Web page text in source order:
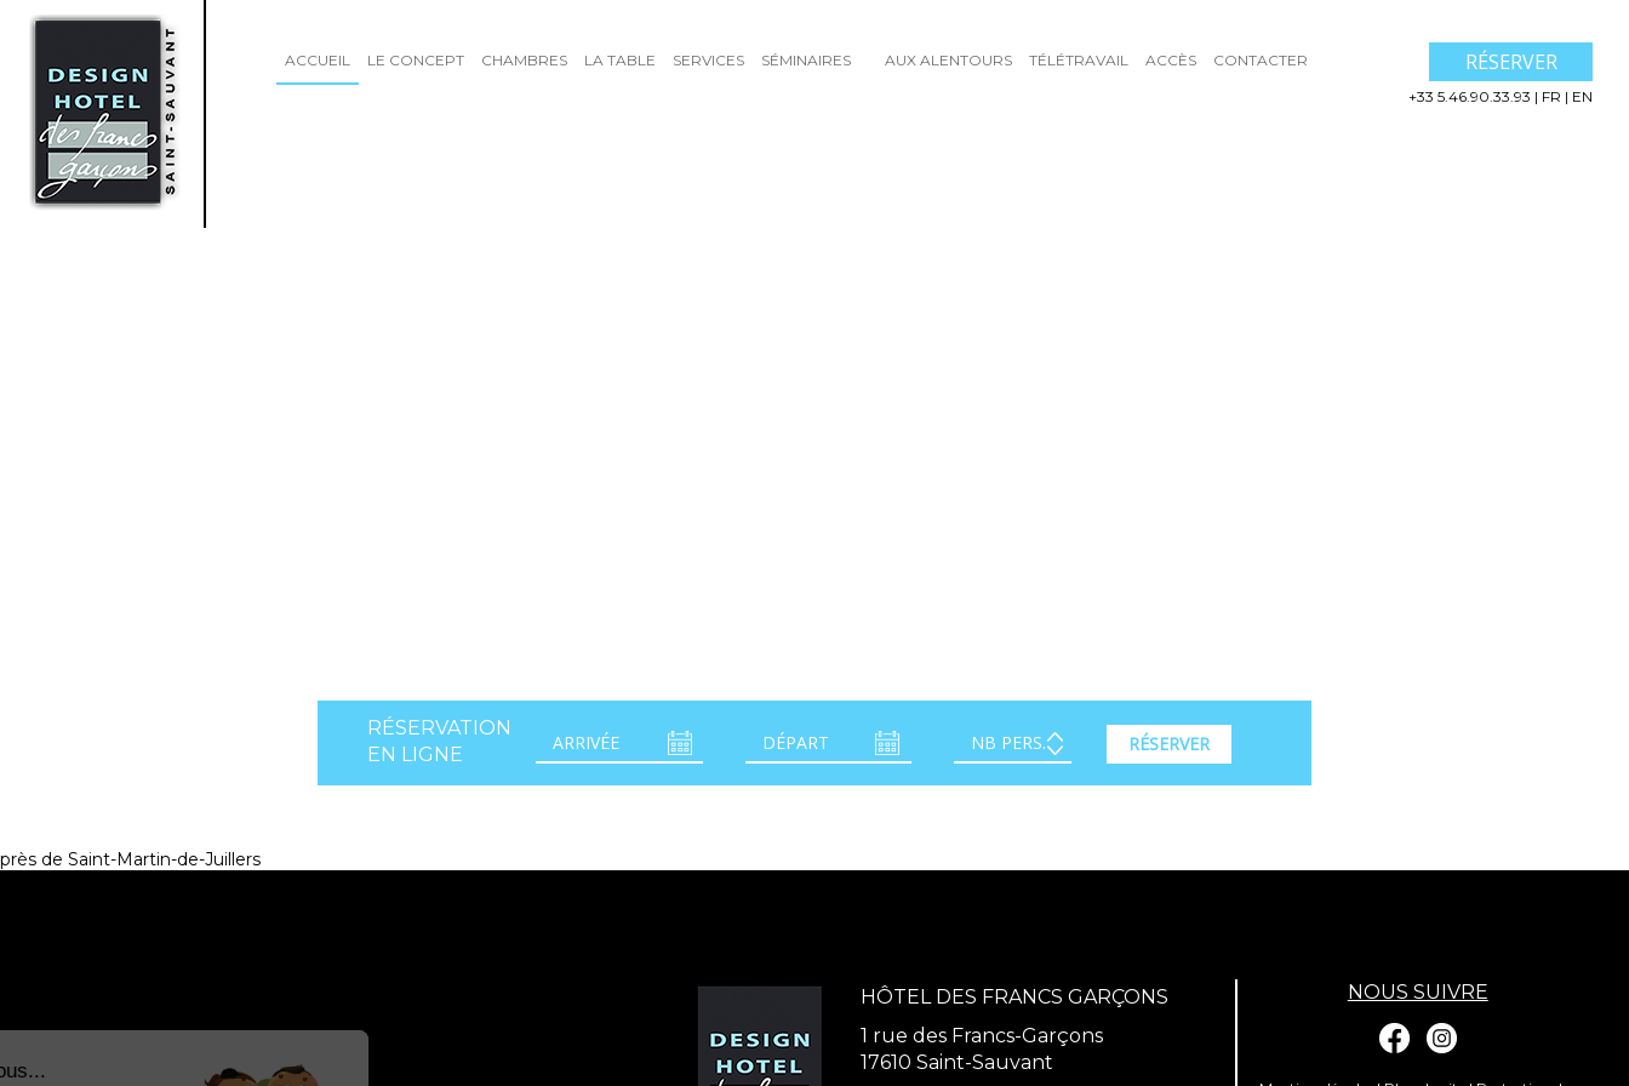
ACCUEIL LE CONCEPT CHAMBRES LA TABLE SERVICES SÉMINAIRES AUX ALENTOURS TÉLÉTRAVAIL ACCÈS CONTACTER RÉSERVER
+33 5.46.90.33.93 | FR | EN
RÉSERVATION
EN LIGNE
RÉSERVER
près de Saint-Martin-de-Juillers
HÔTEL DES FRANCS GARÇONS
1 rue des Francs-Garçons
17610 Saint-Sauvant
NOUS SUIVRE
Salut c'est nous...